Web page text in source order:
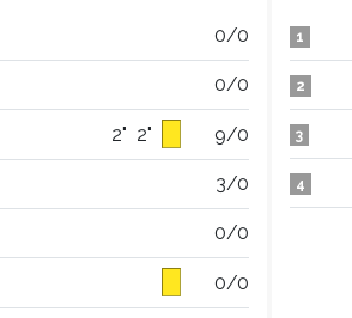
0/0
0/0
2" 2" 9/0
3/0
0/0
0/0
1
2
3
4